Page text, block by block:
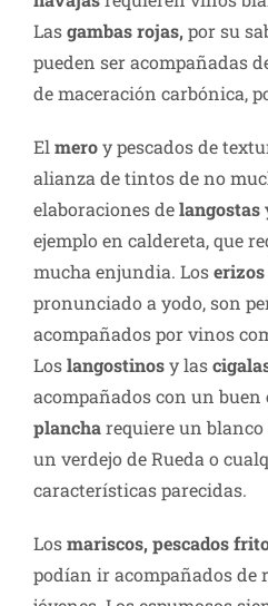
Lasgambas rojas, por su
pueden ser acompañadas
de maceración carbónica,
El meroy pescados de
alianza de tintos de no
elaboraciones delangostas
ejemplo en caldereta, que
mucha enjundia. Loserizos
pronunciado a yodo, son
acompañados por vinos
Loslangostinosy las
acompañados con un buen
plancharequiere un blanco
un verdejo de Rueda o
características parecidas.
Losmariscos, pescados
podían ir acompañados de